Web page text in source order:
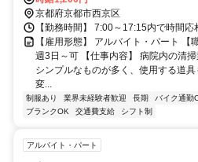
京都府京都市西京区
【勤務時間】 7:00～17:15内で時間
【雇用形態】 アルバイト・パート
週3日～可 【仕事内容】 病院内の清
シンプルなものが多く、使用する道
変...
制服あり 業界未経験者歓迎 長期 バイク通勤
ブランクOK
交通費支給 シフト制
アルバイト・パート